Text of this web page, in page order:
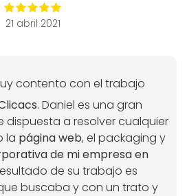
21 abril 2021
contento con el trabajo
. Daniel es una gran
dispuesta a resolver cualquier
la página web, el packaging y
de mi empresa en
de su trabajo es
buscaba y con un trato y